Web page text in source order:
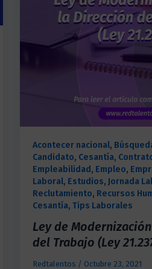
Acontecer nacional,
Candidato, Cesantía,
Empleabilidad , Empleo,
Laboral, Estudios, Jornada
Reclutamiento, Recursos
Cesantía,Tips Laborales
Ley de
del Trabajo (Ley
Redtalentos / Octubre 23, 2021